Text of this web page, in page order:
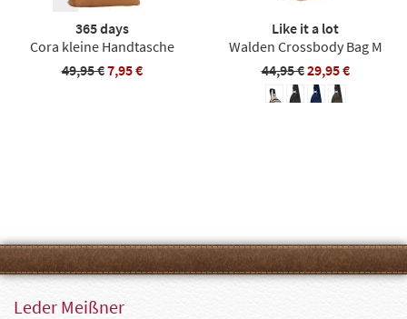
365 days
Cora kleine Handtasche
49,95 €7,95 €
Like it a lot
Walden Crossbody Bag M
44,95 €29,95 €
Leder Meißner